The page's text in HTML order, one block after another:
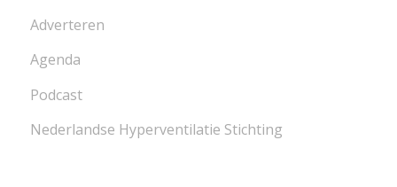
Adverteren
Agenda
Podcast
Nederlandse Hyperventilatie Stichting